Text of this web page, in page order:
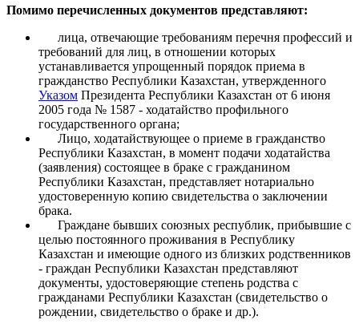
Помимо перечисленных документов представляют:
лица, отвечающие требованиям перечня профессий и
требований для лиц, в отношении которых
устанавливается упрощенный порядок приема в
гражданство Республики Казахстан, утвержденного
Указом Президента Республики Казахстан от 6 июня
2005 года № 1587 - ходатайство профильного
государственного органа;
Лицо, ходатайствующее о приеме в гражданство
Республики Казахстан, в момент подачи ходатайства
(заявления) состоящее в браке с гражданином
Республики Казахстан, представляет нотариально
удостоверенную копию свидетельства о заключении
брака.
Граждане бывших союзных республик, прибывшие с
целью постоянного проживания в Республику
Казахстан и имеющие одного из близких родственников
- граждан Республики Казахстан представляют
документы, удостоверяющие степень родства с
гражданами Республики Казахстан (свидетельство о
рождении, свидетельство о браке и др.).